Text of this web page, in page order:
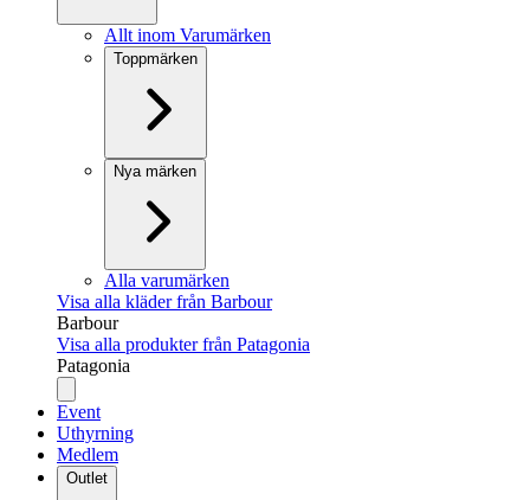
Allt inom Varumärken
Toppmärken
Nya märken
Alla varumärken
Visa alla kläder från Barbour
Barbour
Visa alla produkter från Patagonia
Patagonia
Event
Uthyrning
Medlem
Outlet